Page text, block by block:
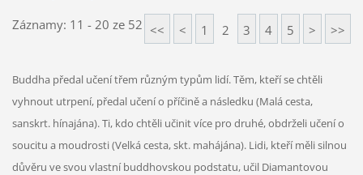
Záznamy: 11 - 20 ze 52 << < 1 2 3 4 5 > >>
Buddha předal učení třem různým typům lidí. Těm, kteří se chtěli
vyhnout utrpení, předal učení o příčině a následku (Malá cesta,
sanskrt. hínajána). Ti, kdo chtěli učinit více pro druhé, obdrželi učení o
soucitu a moudrosti (Velká cesta, skt. mahájána). Lidi, kteří měli silnou
důvěru ve svou vlastní buddhovskou podstatu, učil Diamantovou